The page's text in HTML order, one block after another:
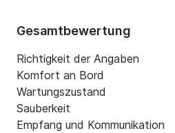
Gesamtbewertung
Richtigkeit der Angaben
Komfort an Bord
Wartungszustand
Sauberkeit
Empfang und Kommunikation